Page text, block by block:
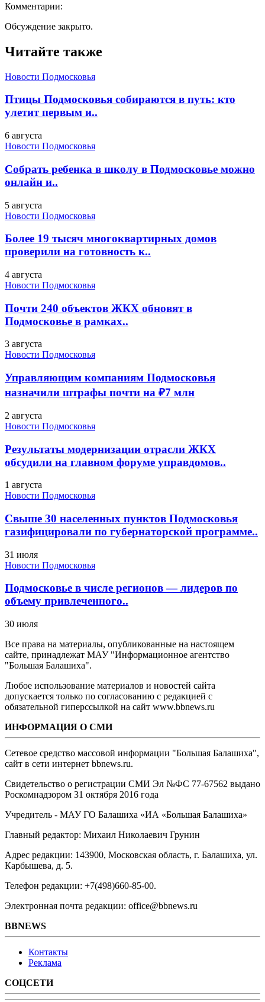
Комментарии:
Обсуждение закрыто.
Читайте также
Новости Подмосковья
Птицы Подмосковья собираются в путь: кто
улетит первым и..
6 августа
Новости Подмосковья
Собрать ребенка в школу в Подмосковье можно
онлайн и..
5 августа
Новости Подмосковья
Более 19 тысяч многоквартирных домов
проверили на готовность к..
4 августа
Новости Подмосковья
Почти 240 объектов ЖКХ обновят в
Подмосковье в рамках..
3 августа
Новости Подмосковья
Управляющим компаниям Подмосковья
назначили штрафы почти на ₽7 млн
2 августа
Новости Подмосковья
Результаты модернизации отрасли ЖКХ
обсудили на главном форуме управдомов..
1 августа
Новости Подмосковья
Свыше 30 населенных пунктов Подмосковья
газифицировали по губернаторской программе..
31 июля
Новости Подмосковья
Подмосковье в числе регионов — лидеров по
объему привлеченного..
30 июля
Все права на материалы, опубликованные на настоящем
сайте, принадлежат МАУ "Информационное агентство
"Большая Балашиха".
Любое использование материалов и новостей сайта
допускается только по согласованию с редакцией с
обязательной гиперссылкой на сайт www.bbnews.ru
ИНФОРМАЦИЯ О СМИ
Сетевое средство массовой информации "Большая Балашиха",
сайт в сети интернет bbnews.ru.
Свидетельство о регистрации СМИ Эл №ФС ‎77-67562 выдано
Роскомнадзором 31 октября 2016 года
Учредитель - МАУ ГО Балашиха «ИА «Большая Балашиха»
Главный редактор: Михаил Николаевич Грунин
Адрес редакции: 143900, Московская область, г. Балашиха, ул.
Карбышева, д. 5.
Телефон редакции: +7(498)660-85-00.
Электронная почта редакции: office@bbnews.ru
BBNEWS
Контакты
Реклама
СОЦСЕТИ